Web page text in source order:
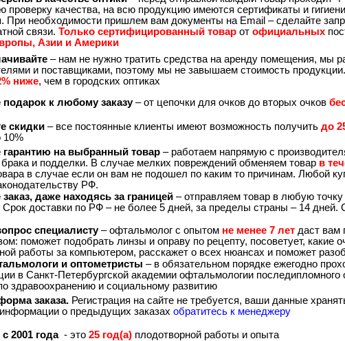
проверку качества, на всю продукцию имеются сертификаты и
При необходимости пришлем вам документы на Email – сделайте
связи. Только сертифицированный товар от официальных
Азии и Америки
– нам не нужно тратить средства на аренду помещения, мы
и поставщиками, поэтому мы не завышаем стоимость
ниже, чем в городских оптиках
подарок к любому заказу– от цепочки для очков до вторых очков
скидки – все постоянные клиенты имеют возможность получить до
10%
гарантию на выбранный товар – работаем напрямую с
брака и подделки. В случае мелких повреждений обменяем товар в
в случае если он вам не подошел по каким то причинам. Любой
РФ.
даже находясь за границей – отправляем товар в любую
доставки по РФ – не более 5 дней, за пределы страны – 14 дней.
специалисту– офтальмолог с опытом не менее 7 лет даст вам
поможет подобрать линзы и оправу по рецепту, посоветует, какие
работы за компьютером, расскажет о всех нюансах и поможет
и оптометристы – в обязательном порядке ежегодно
в Санкт-Петербургской академии офтальмологии последипломного
здравоохранению и социальному развитию
заказа. Регистрация на сайте не требуется, ваши данные
о предыдущих заказах обратитесь к менеджеру
2001 года- это 25 год(а) плодотворной работы и опыта